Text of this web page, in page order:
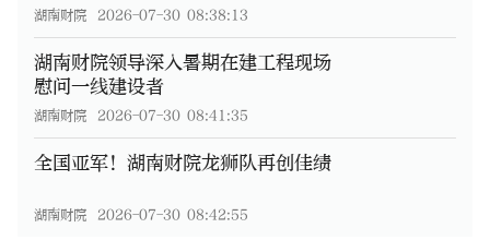
湖南财院 2026-07-30 08:38:13
湖南财院领导深入暑期在建工程现场
慰问一线建设者
湖南财院 2026-07-30 08:41:35
全国亚军！湖南财院龙狮队再创佳绩
湖南财院 2026-07-30 08:42:55